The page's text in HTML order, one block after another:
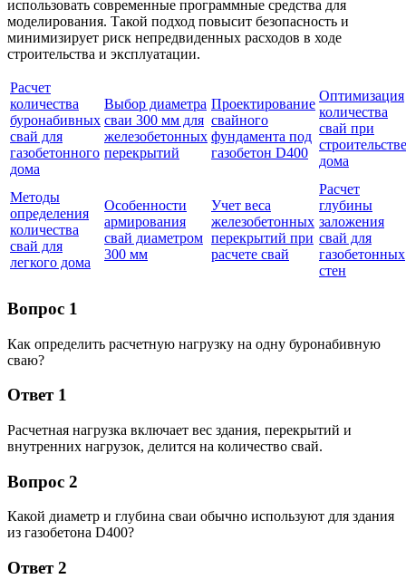
использовать современные программные средства для
моделирования. Такой подход повысит безопасность и
минимизирует риск непредвиденных расходов в ходе
строительства и эксплуатации.
Расчет
количества
буронабивных
свай для
газобетонного
дома
Выбор диаметра
сваи 300 мм для
железобетонных
перекрытий
Проектирование
свайного
фундамента под
газобетон D400
Оптимизация
количества
свай при
строительстве
дома
Методы
определения
количества
свай для
легкого дома
Особенности
армирования
свай диаметром
300 мм
Учет веса
железобетонных
перекрытий при
расчете свай
Расчет
глубины
заложения
свай для
газобетонных
стен
Вопрос 1
Как определить расчетную нагрузку на одну буронабивную
сваю?
Ответ 1
Расчетная нагрузка включает вес здания, перекрытий и
внутренних нагрузок, делится на количество свай.
Вопрос 2
Какой диаметр и глубина сваи обычно используют для здания
из газобетона D400?
Ответ 2